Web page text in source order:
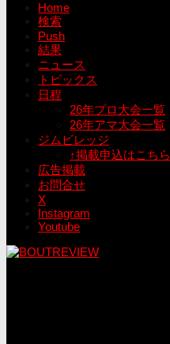
Home
検索
Push
結果
ニュース
トピックス
日程
26年プロ大会一覧
26年アマ大会一覧
ジムビレッジ
↑掲載申込はこちら
広告掲載
お問合せ
X
Instagram
Youtube